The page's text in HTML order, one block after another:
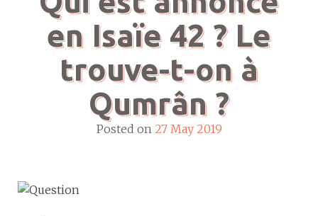
en Isaïe 42 ? Le
trouve-t-on à
Qumrân ?
Posted on 27 May 2019